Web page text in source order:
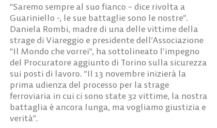
“Saremo sempre al suo fianco – dice rivolta a
Guariniello -, le sue battaglie sono le nostre”.
Daniela Rombi, madre di una delle vittime della
strage di Viareggio e presidente dell’Associazione
“Il Mondo che vorrei”, ha sottolineato l’impegno
del Procuratore aggiunto di Torino sulla sicurezza
sui posti di lavoro. “Il 13 novembre inizierà la
prima udienza del processo per la strage
ferroviaria in cui ci sono state 32 vittime, la nostra
battaglia è ancora lunga, ma vogliamo giustizia e
verità”.